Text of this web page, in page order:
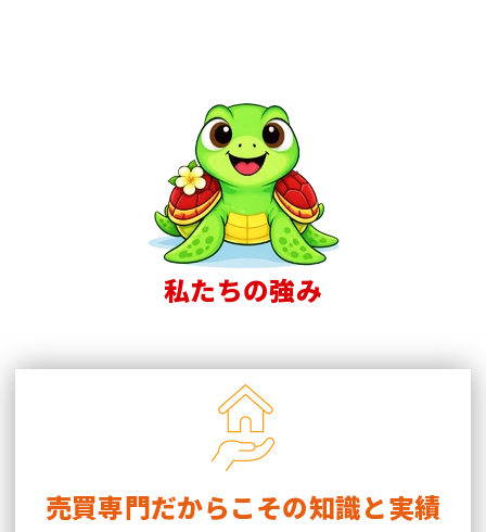
私たちの強み
売買専門だからこその知識と実績